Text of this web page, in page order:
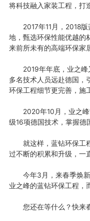
将科技融入家装工程，打
2017年11月，2018版
地，甄选环保性能优越的
来前所未有的高端环保家
2019年年底，业之峰
多名技术人员远赴德国，
环保工程细节更完善，施
2020年10月，业之峰
级16项德国技术，掌握德
就这样，蓝钻环保工程
过不断的积累和升级，一
今年3月，来春季焕新
业之峰的蓝钻环保工程，
您还在等什么？快来春